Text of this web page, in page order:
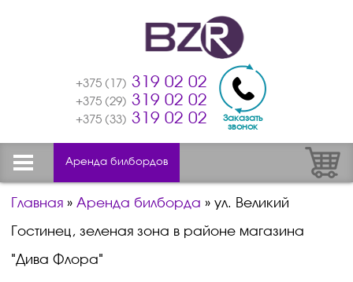
+375 (17) 319 02 02
+375 (29) 319 02 02
+375 (33) 319 02 02
Заказать
звонок
Аренда билбордов
Главная »Аренда билборда »ул. Великий
Гостинец, зеленая зона в районе магазина
"Дива Флора"